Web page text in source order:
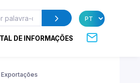
DE INFORMAÇÕES
Exportações